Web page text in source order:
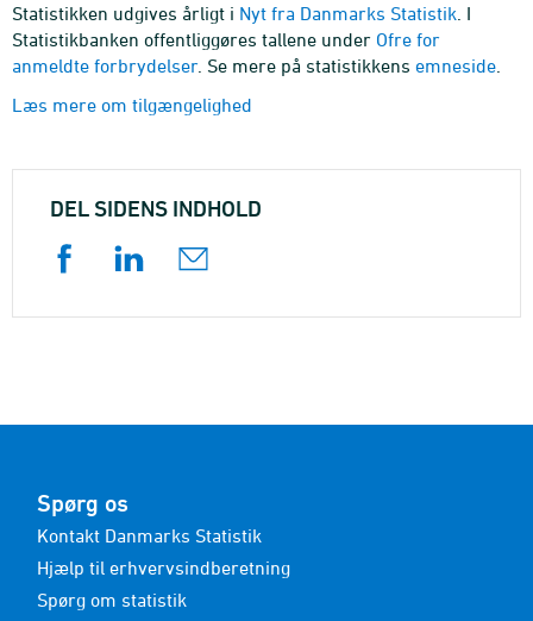
Statistikken udgives årligt i Nyt fra Danmarks Statistik . I
Statistikbanken offentliggøres tallene under Ofre for
anmeldte forbrydelser. Se mere på statistikkens emneside
Læs mere om tilgængelighed
DEL SIDENS INDHOLD
Spørg os
Kontakt Danmarks Statistik
Hjælp til erhvervsindberetning
Spørg om statistik